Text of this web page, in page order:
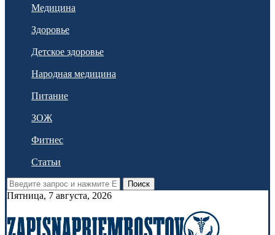
Медицина
Здоровье
Детское здоровье
Народная медицина
Питание
ЗОЖ
Фитнес
Статьи
Поиск
Пятница, 7 августа, 2026